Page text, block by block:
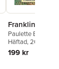
Franklin Is Lost
Paulette
Häftad, 2011
199 kr